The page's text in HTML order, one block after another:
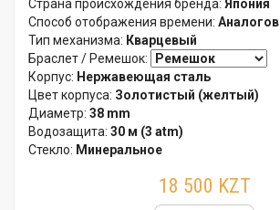
Страна происхождения бренда: Япония
Способ отображения времени:
Тип механизма: Кварцевый
Браслет / Ремешок:
Корпус: Нержавеющая сталь
Цвет корпуса: Золотистый (желтый)
Диаметр: 38 mm
Водозащита: 30 м (3 atm)
Стекло: Минеральное
18 500 KZT